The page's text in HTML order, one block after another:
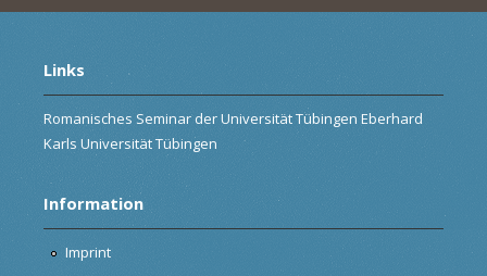
Links
Romanisches Seminar der Universität Tübingen Eberhard
Karls Universität Tübingen
Information
Imprint